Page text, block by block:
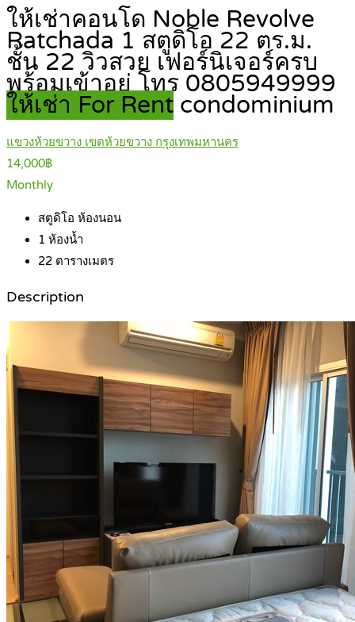
ให้เช่าคอนโด Noble Revolve
Ratchada 1 สตูดิโอ 22 ตร.ม.
ชั้น 22 วิวสวย เฟอร์นิเจอร์ครบ
พร้อมเข้าอยู่ โทร 0805949999
ให้เช่า For Rent condominium
แขวงห้วยขวาง เขตห้วยขวาง กรุงเทพมหานคร
14,000฿
Monthly
สตูดิโอ ห้องนอน
1 ห้องน้ำ
22 ตารางเมตร
Description